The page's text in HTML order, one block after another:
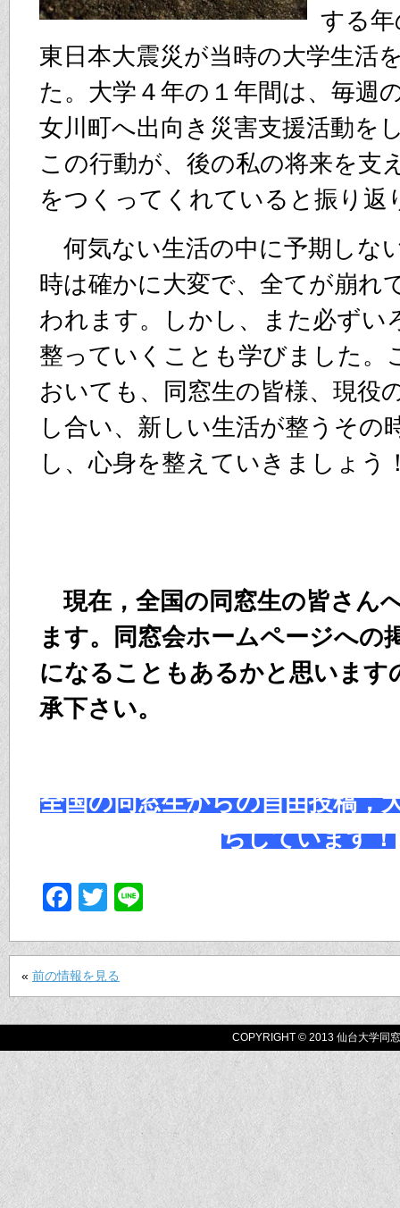
する年
東日本大震災が当時の大学生活
た。大学４年の１年間は、毎週
女川町へ出向き災害支援活動を
この行動が、後の私の将来を支
をつくってくれていると振り返
何気ない生活の中に予期しな
時は確かに大変で、全てが崩れ
われます。しかし、また必ずい
整っていくことも学びました。
おいても、同窓生の皆様、現役
し合い、新しい生活が整うその
し、心身を整えていきましょう
現在，全国の同窓生の皆さん
ます。同窓会ホームページへの
になることもあるかと思います
承下さい。
全国の同窓生からの自由投稿，
ちしています！
Facebook
Twitter
« 前の情報を見る
COPYRIGHT © 2013 仙台大学同